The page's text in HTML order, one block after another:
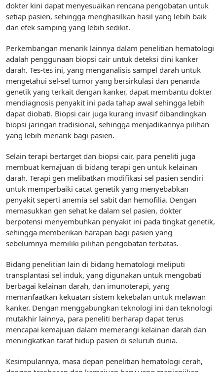
dokter kini dapat menyesuaikan rencana pengobatan untuk
setiap pasien, sehingga menghasilkan hasil yang lebih baik
dan efek samping yang lebih sedikit.
Perkembangan menarik lainnya dalam penelitian hematologi
adalah penggunaan biopsi cair untuk deteksi dini kanker
darah. Tes-tes ini, yang menganalisis sampel darah untuk
mengetahui sel-sel tumor yang bersirkulasi dan penanda
genetik yang terkait dengan kanker, dapat membantu dokter
mendiagnosis penyakit ini pada tahap awal sehingga lebih
dapat diobati. Biopsi cair juga kurang invasif dibandingkan
biopsi jaringan tradisional, sehingga menjadikannya pilihan
yang lebih menarik bagi pasien.
Selain terapi bertarget dan biopsi cair, para peneliti juga
membuat kemajuan di bidang terapi gen untuk kelainan
darah. Terapi gen melibatkan modifikasi sel pasien sendiri
untuk memperbaiki cacat genetik yang menyebabkan
penyakit seperti anemia sel sabit dan hemofilia. Dengan
memasukkan gen sehat ke dalam sel pasien, dokter
berpotensi menyembuhkan penyakit ini pada tingkat genetik,
sehingga memberikan harapan bagi pasien yang
sebelumnya memiliki pilihan pengobatan terbatas.
Bidang penelitian lain di bidang hematologi meliputi
transplantasi sel induk, yang digunakan untuk mengobati
berbagai kelainan darah, dan imunoterapi, yang
memanfaatkan kekuatan sistem kekebalan untuk melawan
kanker. Dengan menggabungkan teknologi ini dan teknologi
mutakhir lainnya, para peneliti berharap dapat terus
mencapai kemajuan dalam memerangi kelainan darah dan
meningkatkan taraf hidup pasien di seluruh dunia.
Kesimpulannya, masa depan penelitian hematologi cerah,